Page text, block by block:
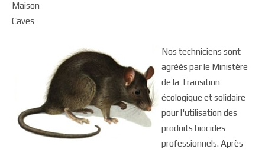
Maison
Caves
Nos techniciens sont
agréés par le Ministère
de la Transition
écologique et solidaire
pour l'utilisation des
produits biocides
professionnels. Après